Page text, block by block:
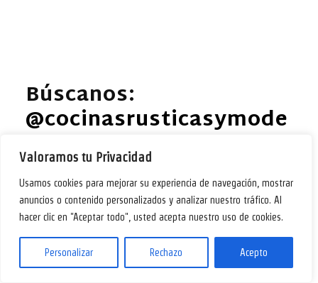
Valoramos tu Privacidad
Usamos cookies para mejorar su experiencia de navegación, mostrar
anuncios o contenido personalizados y analizar nuestro tráfico. Al
hacer clic en "Aceptar todo", usted acepta nuestro uso de cookies.
Personalizar Rechazo Acepto
Búscanos:
@cocinasrusticasymode
rnas EN FACEBOOK
Ideas para diseñar y decorar tu cocina. @2024 – Todos
los derechos reservados. COCINAS.HOMES